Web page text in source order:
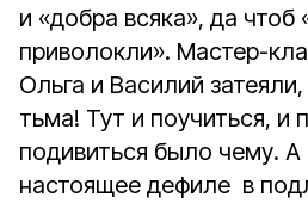
и «добра всяка», да чтоб
приволокли». Мастер-
Ольга и Василий
тьма! Тут и поучиться, и
подивиться было чему.
настоящее дефиле в